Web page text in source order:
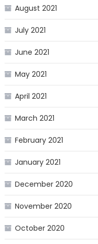
August 2021
July 2021
June 2021
May 2021
April 2021
March 2021
February 2021
January 2021
December 2020
November 2020
October 2020